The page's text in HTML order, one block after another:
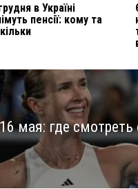
в Україні
пенсії: кому та
мая: где